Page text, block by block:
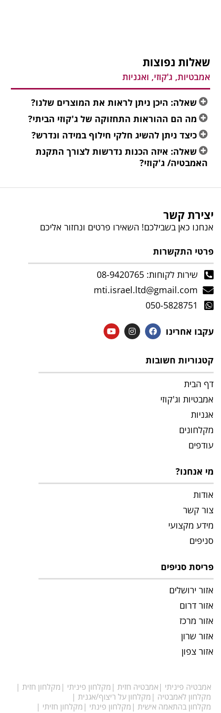
שאלות נפוצות
אמבטיות, ג'קוזי, ואגניות
שאלה: היכן ניתן לראות את המוצרים שלנו?
מה הם ההוראות התחזוקה של ג'קוזי הביתי?
כיצד ניתן להשיג חלקי חילוף במידה ונדרש?
שאלה: איזה הכנות נדרשות לצורך התקנת
האמבטיה/ ג'קוזי?
יצירת קשר
אנחנו כאן בשבילכם! השאירו פרטים ונחזור אליכם
פרטי התקשרות
שירות לקוחות: 08-9420765
mti.israel.ltd@gmail.com
050-5828751
עקבו אחרינו
קטגוריות חשובות
דף הבית
אמבטיות וג'קוזי
אגניות
מקלחונים
עודפים
מי אנחנו?
אודות
צור קשר
מידע מקצועי
סניפים
פריסת סניפים
אזור ירושלים
אזור דרום
אזור מרכז
אזור שרון
אזור צפון
אמבטיה פיניתי אמבטיה חזית מקלחון פיניתי
מקלחון חזית
מקלחון לאמבטיה
מקלחון על ריצוף/אגנית
מקלחון בהתאמה אישית
מקלחון פינתי
מקלחון חזיתי